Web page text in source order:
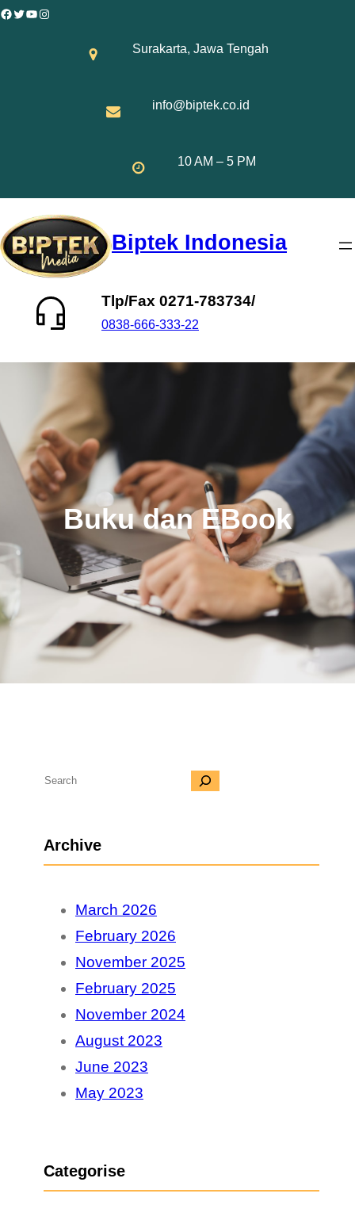
Skip
Facebook
Twitter
YouTube
Instagram
Surakarta, Jawa Tengah
info@biptek.co.id
10 AM – 5 PM
Biptek Indonesia
Tlp/Fax 0271-783734/
0838-666-333-22
Buku dan EBook
S
Archive
March 2026
February 2026
November 2025
February 2025
November 2024
August 2023
June 2023
May 2023
Categorise